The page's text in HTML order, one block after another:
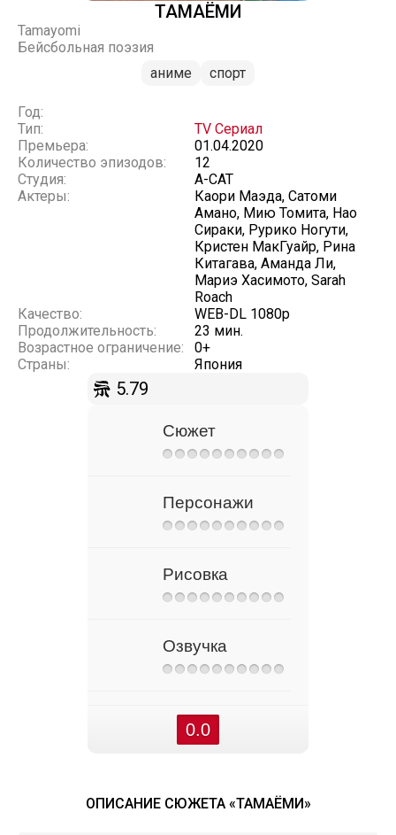
ТАМАЁМИ
Tamayomi
Бейсбольная поэзия
аниме
спорт
Год:
Тип:
TV Сериал
Премьера:
01.04.2020
Количество эпизодов:
12
Студия:
A-CAT
Актеры:
Каори Маэда, Сатоми
Амано, Мию Томита, Нао
Сираки, Рурико Ногути,
Кристен МакГуайр, Рина
Китагава, Аманда Ли,
Мариэ Хасимото, Sarah
Roach
Качество:
WEB-DL 1080p
Продолжительность:
23 мин.
Возрастное ограничение:
0+
Страны:
Япония
5.79
Сюжет
Персонажи
Рисовка
Озвучка
0.0
ОПИСАНИЕ СЮЖЕТА «ТАМАЁМИ»